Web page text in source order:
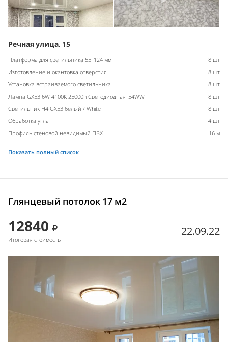
Речная улица, 15
Платформа для светильника 55-124 мм
8 шт
Изготовление и окантовка отверстия
8 шт
Установка встраиваемого светильника
8 шт
Лампа GX53 6W 4100К 25000h Светодиодная-54WW
8 шт
Светильник H4 GX53 белый / White
8 шт
Обработка угла
4 шт
Профиль стеновой невидимый ПВХ
16 м
Показать полный список
Глянцевый потолок 17 м2
12840
Итоговая стоимость
22.09.22